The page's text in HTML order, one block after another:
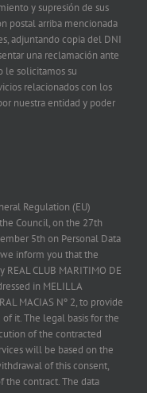
y supresión de sus
postal arriba mencionada
adjuntando copia del DNI
una reclamación ante
le solicitamos su
relacionados con los
nuestra entidad y poder
Regulation (EU)
Council, on the 27th
5th on Personal Data
inform you that the
CLUB MARITIMO DE
in MELILLA
MACIAS Nº 2, to provide
it. The legal basis for the
of the contracted
will be based on the
of this consent,
contract. The data